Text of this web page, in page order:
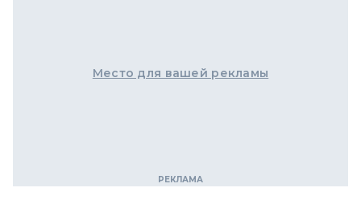
Место для вашей рекламы